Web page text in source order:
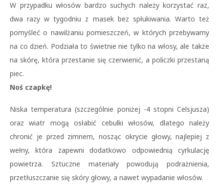
W przypadku włosów bardzo suchych należy korzystać raz,
dwa razy w tygodniu z masek bez spłukiwania. Warto też
pomyśleć o nawilżaniu pomieszczeń, w których przebywamy
na co dzień. Podziała to świetnie nie tylko na włosy, ale także
na skórę, która przestanie się czerwienić, a policzki przestaną
piec.
Noś czapkę!
Niska temperatura (szczególnie poniżej -4 stopni Celsjusza)
oraz wiatr mogą osłabić cebulki włosów, dlatego należy
chronić je przed zimnem, nosząc okrycie głowy, najlepiej z
wełny, która zapewni dodatkowo odpowiednią cyrkulację
powietrza. Sztuczne materiały powodują podrażnienia,
przetłuszczanie się skóry głowy, a nawet wypadanie włosów.